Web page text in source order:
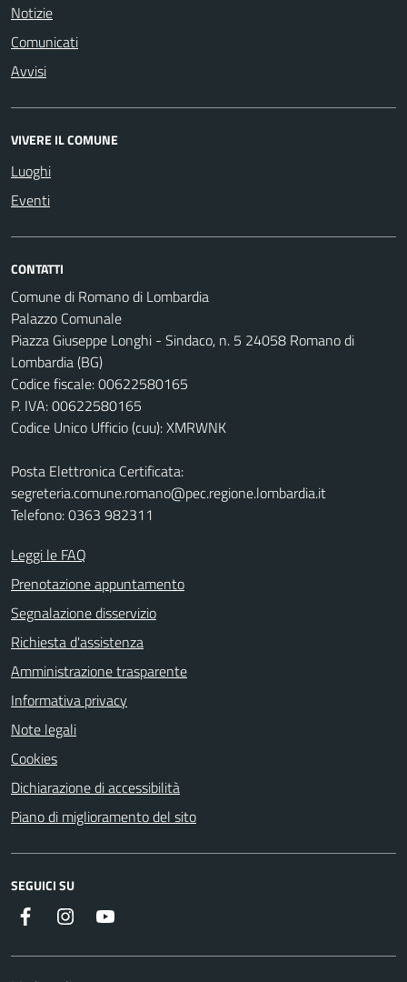
Notizie
Comunicati
Avvisi
VIVERE IL COMUNE
Luoghi
Eventi
CONTATTI
Comune di Romano di Lombardia
Palazzo Comunale
Piazza Giuseppe Longhi - Sindaco, n. 5 24058 Romano di
Lombardia (BG)
Codice fiscale: 00622580165
P. IVA: 00622580165
Codice Unico Ufficio (cuu): XMRWNK
Posta Elettronica Certificata:
segreteria.comune.romano@pec.regione.lombardia.it
Telefono: 0363 982311
Leggi le FAQ
Prenotazione appuntamento
Segnalazione disservizio
Richiesta d'assistenza
Amministrazione trasparente
Informativa privacy
Note legali
Cookies
Dichiarazione di accessibilità
Piano di miglioramento del sito
SEGUICI SU
Facebook Instagram